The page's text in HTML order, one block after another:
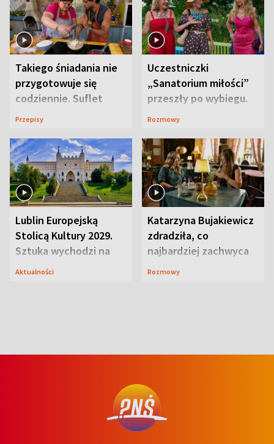
Takiego śniadania nie
przygotowuje się
codziennie. Suflet
serowy zachwyca
Przepisy
Uczestniczki
„Sanatorium miłości”
przeszły po wybiegu.
Te stylizacje
Rozmowy
Lublin Europejską
Stolicą Kultury 2029.
Sztuka wychodzi na
ulice
Aktualności
Katarzyna Bujakiewicz
zdradziła, co
najbardziej zachwyca
ją w Lublinie
Rozmowy